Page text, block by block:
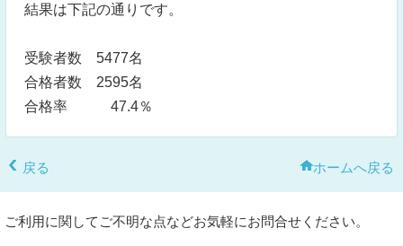
結果は下記の通りです。
受験者数 5477名
合格者数 2595名
合格率 47.4％
戻る ホームへ戻る
ご利用に関してご不明な点などお気軽にお問合せください。